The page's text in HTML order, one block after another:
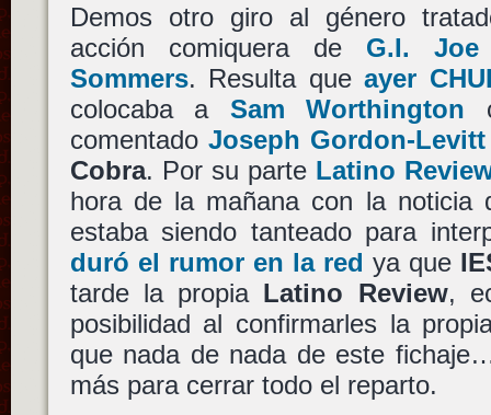
Demos otro giro al género
acción comiquera de G.I. Joe
Sommers. Resulta queayer
colocaba a Sam Worthington
comentado Joseph Gordon-Levitt
Cobra. Por su parte Latino
hora de la mañana con la
estaba siendo tanteado para
duró el rumor en la red ya que
tarde la propia Latino Review,
posibilidad al confirmarles la
que nada de nada de este
más para cerrar todo el reparto.